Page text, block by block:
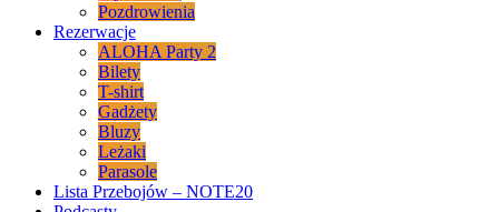
Pozdrowienia
Rezerwacje
ALOHA Party 2
Bilety
T-shirt
Gadżety
Bluzy
Leżaki
Parasole
Lista Przebojów – NOTE20